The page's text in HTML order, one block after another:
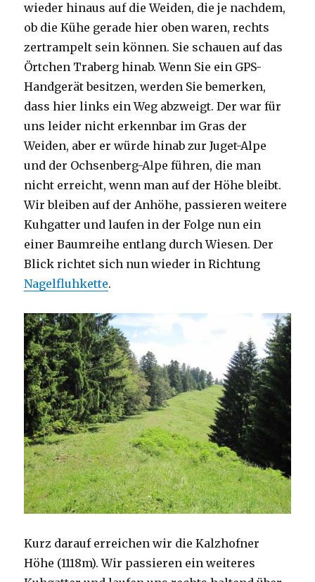
wieder hinaus auf die Weiden, die je nachdem,
ob die Kühe gerade hier oben waren, rechts
zertrampelt sein können. Sie schauen auf das
Örtchen Traberg hinab.​ Wenn Sie ein GPS-
Handgerät besitzen, werden Sie bemerken,
dass hier links ein Weg abzweigt. Der war für
uns leider nicht erkennbar im Gras der
Weiden, aber er würde hinab zur Juget-Alpe
und der Ochsenberg-Alpe führen, die man
nicht erreicht, wenn man auf der Höhe bleibt.
Wir bleiben auf der Anhöhe, passieren weitere
Kuhgatter und laufen in der Folge nun ein
einer Baumreihe entlang durch Wiesen. Der
Blick richtet sich nun wieder in Richtung
Nagelfluhkette.
Kurz darauf erreichen wir die Kalzhofner
Höhe (1118m). Wir passieren ein weiteres